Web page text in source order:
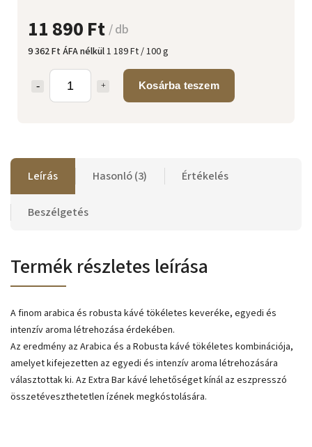
11 890 Ft / db
9 362 Ft ÁFA nélkül1 189 Ft / 100 g
Kosárba teszem
Leírás Hasonló (3) Értékelés
Beszélgetés
Termék részletes leírása
A finom arabica és robusta kávé tökéletes keveréke, egyedi és
intenzív aroma létrehozása érdekében.
Az eredmény az Arabica és a Robusta kávé tökéletes kombinációja,
amelyet kifejezetten az egyedi és intenzív aroma létrehozására
választottak ki. Az Extra Bar kávé lehetőséget kínál az eszpresszó
összetéveszthetetlen ízének megkóstolására.